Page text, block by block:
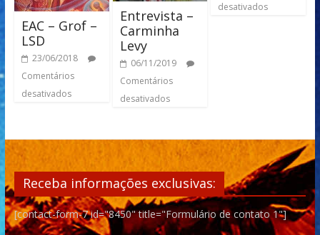
EAC – Grof –
LSD
23/06/2018
Comentários
desativados
Entrevista –
Carminha
Levy
06/11/2019
Comentários
desativados
desativados
Receba informações exclusivas:
[contact-form-7 id="8450" title="Formulário de contato 1"]